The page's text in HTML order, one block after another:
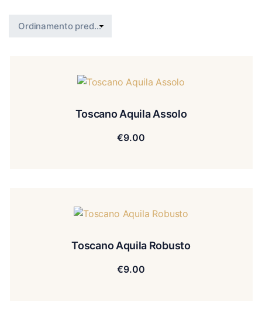
Toscano Aquila Assolo
€9.00
Toscano Aquila Robusto
€9.00